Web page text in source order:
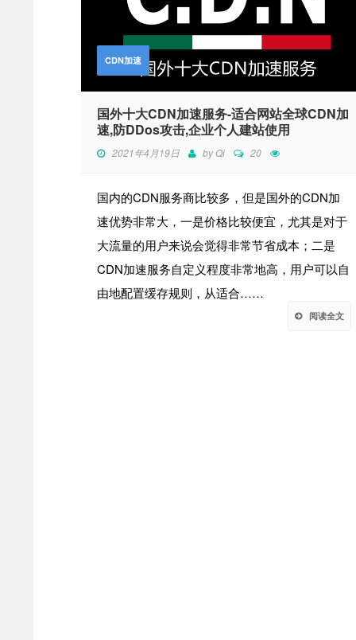
CDN加速
国外十大CDN加速服务-适合网站全球CDN加
速,防DDos攻击,企业个人建站使用
2021年4月19日 byQi 20
国内的CDN服务商比较多，但是国外的CDN加
速优势非常大，一是价格比较便宜，尤其是对于
大流量的用户来说会觉得非常节省成本；二是
CDN加速服务自定义程度非常地高，用户可以自
由地配置缓存规则，从适合……
阅读全文